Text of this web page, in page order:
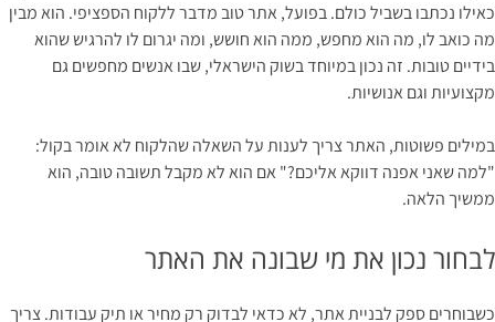
כאילו נכתבו בשביל כולם. בפועל, אתר טוב מדבר ללקוח הספציפי. הוא מבין
מה כואב לו, מה הוא מחפש, ממה הוא חושש, ומה יגרום לו להרגיש שהוא
בידיים טובות. זה נכון במיוחד בשוק הישראלי, שבו אנשים מחפשים גם
מקצועיות וגם אנושיות.
במילים פשוטות, האתר צריך לענות על השאלה שהלקוח לא אומר בקול:
"למה שאני אפנה דווקא אליכם?" אם הוא לא מקבל תשובה טובה, הוא
ממשיך הלאה.
לבחור נכון את מי שבונה את האתר
כשבוחרים ספק לבניית אתר, לא כדאי לבדוק רק מחיר או תיק עבודות. צריך